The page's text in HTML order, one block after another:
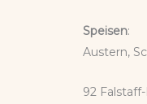
Speisen:
Austern,
92